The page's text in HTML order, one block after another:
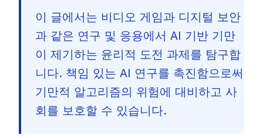
이 글에서는 비디오 게임과 디지털 보안
과 같은 연구 및 응용에서 AI 기반 기만
이 제기하는 윤리적 도전 과제를 탐구합
니다. 책임 있는 AI 연구를 촉진함으로써
기만적 알고리즘의 위험에 대비하고 사
회를 보호할 수 있습니다.